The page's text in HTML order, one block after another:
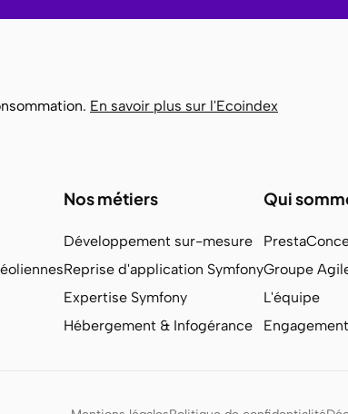
En savoir plus sur l'Ecoindex
Nos métiers
Développement sur-mesure
Reprise d'application Symfony
Expertise Symfony
Hébergement & Infogérance
Qui
Groupe
L'équipe